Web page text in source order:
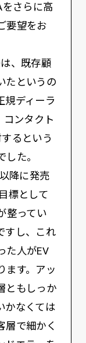
さらに高
要望をお
、既存顧
たというの
規ディーラ
ンタクト
るという
た。
降に発売
標として
整ってい
すし、これ
た人がEV
ます。アッ
ともしっか
かなくては
層で細かく